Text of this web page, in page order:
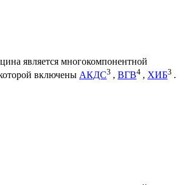
является многокомпонентной
включены АКДС3 , ВГВ4 , ХИБ3 .